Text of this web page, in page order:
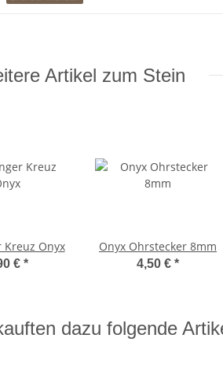
Artikel zum Stein
Kreuz Onyx
€ *
Onyx Ohrstecker 8mm
4,50 € *
dazu folgende